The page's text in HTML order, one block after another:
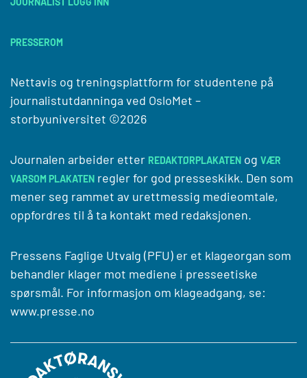
PRESSEROM
Nettavis og treningsplattform for studentene på
journalistutdanninga ved OsloMet –
storbyuniversitet ©2026
Journalen arbeider etter REDAKTØRPLAKATEN og VÆR
VARSOM PLAKATEN regler for god presseskikk. Den som
mener seg rammet av urettmessig medieomtale,
oppfordres til å ta kontakt med redaksjonen.
Pressens Faglige Utvalg (PFU) er et klageorgan som
behandler klager mot mediene i presseetiske
spørsmål. For informasjon om klageadgang, se:
www.presse.no